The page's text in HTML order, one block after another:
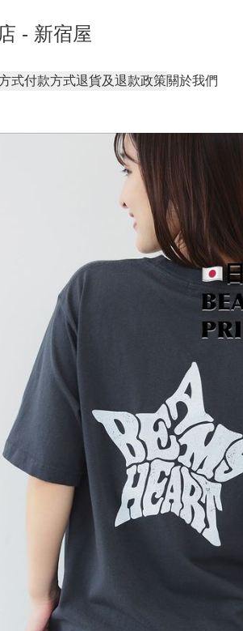
- 新宿屋
式付款方式退貨及退款政策關於我們